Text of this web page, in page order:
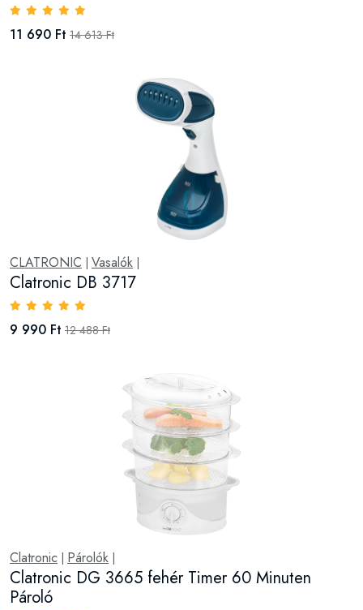
11 690 Ft 14 613 Ft
CLATRONIC Vasalók
Clatronic DB 3717
9 990 Ft 12 488 Ft
Clatronic Párolók
Clatronic DG 3665 fehér Timer 60 Minuten
Pároló